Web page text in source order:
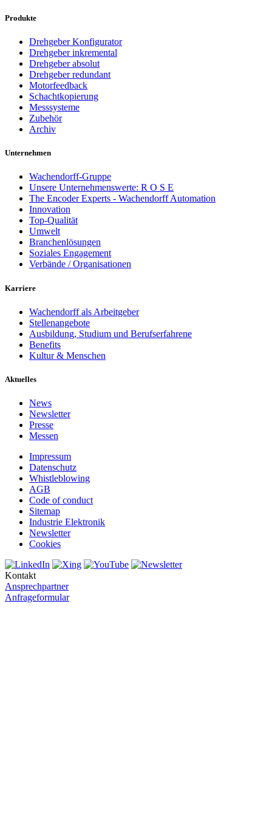
Produkte
Drehgeber Konfigurator
Drehgeber inkremental
Drehgeber absolut
Drehgeber redundant
Motorfeedback
Schachtkopierung
Messsysteme
Zubehör
Archiv
Unternehmen
Wachendorff-Gruppe
Unsere Unternehmenswerte: R O S E
The Encoder Experts - Wachendorff Automation
Innovation
Top-Qualität
Umwelt
Branchenlösungen
Soziales Engagement
Verbände / Organisationen
Karriere
Wachendorff als Arbeitgeber
Stellenangebote
Ausbildung, Studium und Berufserfahrene
Benefits
Kultur & Menschen
Aktuelles
News
Newsletter
Presse
Messen
Impressum
Datenschutz
Whistleblowing
AGB
Code of conduct
Sitemap
Industrie Elektronik
Newsletter
Cookies
Kontakt
Ansprechpartner
Anfrageformular